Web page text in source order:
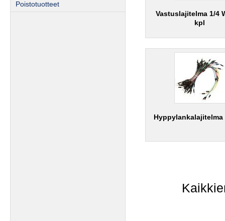
Poistotuotteet
Vastuslajitelma 1/4
kpl
Hyppylankalajitelma